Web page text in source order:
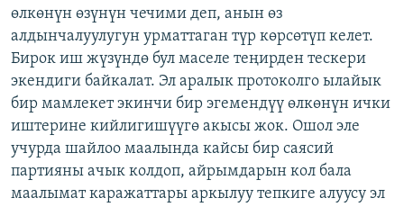
өлкөнүн өзүнүн чечими деп, анын өз
алдынчалуулугун урматтаган түр көрсөтүп келет.
Бирок иш жүзүндө бул маселе теңирден тескери
экендиги байкалат. Эл аралык протоколго ылайык
бир мамлекет экинчи бир эгемендүү өлкөнүн ички
иштерине кийлигишүүгө акысы жок. Ошол эле
учурда шайлоо маалында кайсы бир саясий
партияны ачык колдоп, айрымдарын кол бала
маалымат каражаттары аркылуу тепкиге алуусу эл